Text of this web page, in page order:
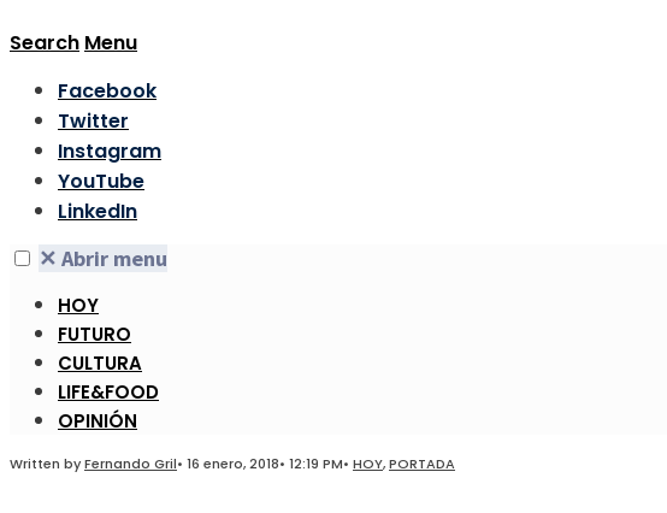
Search Menu
Facebook
Twitter
Instagram
YouTube
LinkedIn
✕ Abrir menu
HOY
FUTURO
CULTURA
LIFE&FOOD
OPINIÓN
Written byFernando Gril• 16 enero, 2018• 12:19 PM• HOY,PORTADA